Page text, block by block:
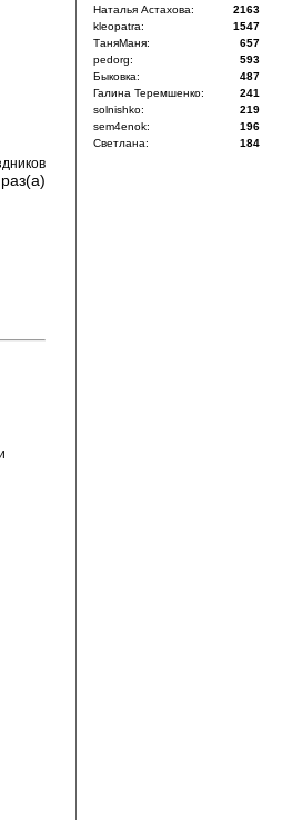
раз(а)
Наталья Астахова:
2163
kleopatra:
1547
ТаняМаня:
657
pedorg:
593
Быковка:
487
Галина Теремшенко:
241
solnishko:
219
sem4enok:
196
Светлана:
184